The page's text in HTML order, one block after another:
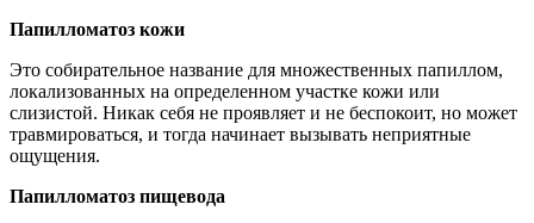
Папилломатоз кожи
Это собирательное название для множественных папиллом,
локализованных на определенном участке кожи или
слизистой. Никак себя не проявляет и не беспокоит, но может
травмироваться, и тогда начинает вызывать неприятные
ощущения.
Папилломатоз пищевода